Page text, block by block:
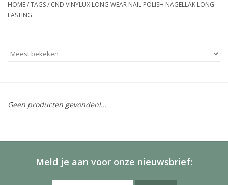
CND™ in jouw salon?
HOME/TAGS/ CND VINYLUX LONG WEAR NAIL POLISH NAGELLAK LONG
LASTING
Geen producten gevonden!...
Meld je aan voor onze nieuwsbrief: